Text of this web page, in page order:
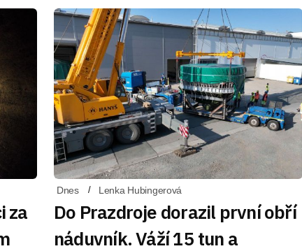
za
Dnes Lenka Hubingerová
Do Prazdroje dorazil první obří
náduvník. Váží 15 tun a